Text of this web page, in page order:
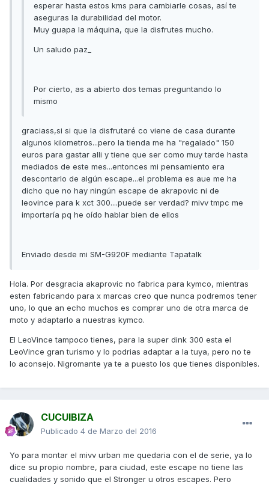
esperar hasta estos kms para cambiarle cosas, así te
aseguras la durabilidad del motor.
Muy guapa la máquina, que la disfrutes mucho.
Un saludo paz_
Por cierto, as a abierto dos temas preguntando lo
mismo
graciass,si si que la disfrutaré co viene de casa durante
algunos kilometros...pero la tienda me ha "regalado" 150
euros para gastar alli y tiene que ser como muy tarde hasta
mediados de este mes...entonces mi pensamiento era
descontarlo de algún escape...el problema es aue me ha
dicho que no hay ningún escape de akrapovic ni de
leovince para k xct 300....puede ser verdad? mivv tmpc me
importaría pq he oído hablar bien de ellos
Enviado desde mi SM-G920F mediante Tapatalk
Hola. Por desgracia akaprovic no fabrica para kymco, mientras
esten fabricando para x marcas creo que nunca podremos tener
uno, lo que an echo muchos es comprar uno de otra marca de
moto y adaptarlo a nuestras kymco.
El LeoVince tampoco tienes, para la super dink 300 esta el
LeoVince gran turismo y lo podrias adaptar a la tuya, pero no te
lo aconsejo. Nigromante ya te a puesto los que tienes disponibles.
CUCUIBIZA
Publicado 4 de Marzo del 2016
Yo para montar el mivv urban me quedaria con el de serie, ya lo
dice su propio nombre, para ciudad, este escape no tiene las
cualidades y sonido que el Stronger u otros escapes. Pero